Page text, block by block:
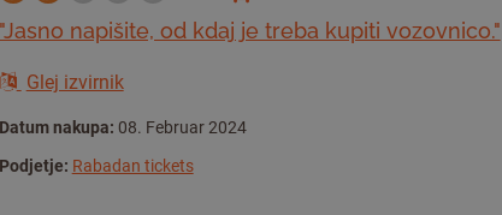
"Jasno napišite, od kdaj je treba kupiti vozovnico."
Glej izvirnik
Datum nakupa: 08. Februar 2024
Podjetje: Rabadan tickets